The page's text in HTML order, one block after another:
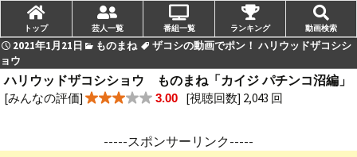
2021年1月21日 ものまね
ザコシの動画でポン！ ハリウッドザコシシ
ョウ
ハリウッドザコシショウ ものまね「カイジ パチンコ沼編」
[みんなの評価] 3.00 [視聴回数] 2,043 回
-----スポンサーリンク-----
トップ 芸人一覧 番組一覧 ランキング 動画検索